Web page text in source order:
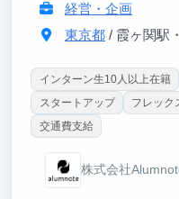
経営・企画
東京都/ 霞ヶ関駅
インターン生10人以上在籍
スタートアップ
フレック
交通費支給
株式会社